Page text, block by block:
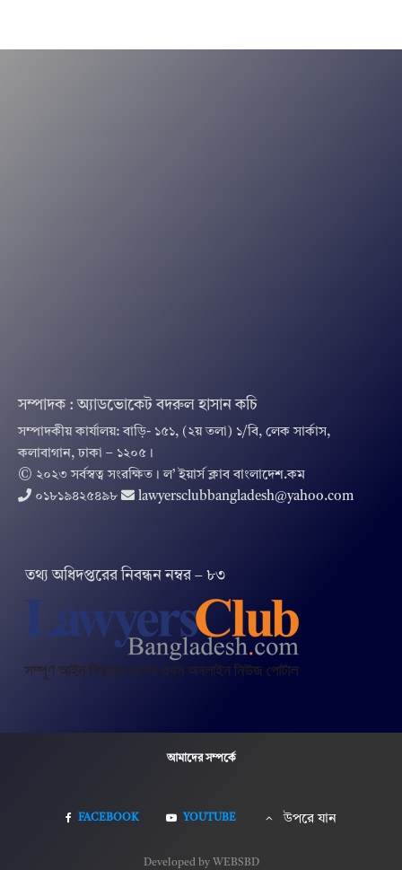
সম্পাদক : অ্যাডভোকেট বদরুল হাসান কচি
সম্পাদকীয় কার্যালয়: বাড়ি- ১৫১, (২য় তলা) ১/বি, লেক সার্কাস,
কলাবাগান, ঢাকা – ১২০৫।
© ২০২৩ সর্বস্বত্ব সংরক্ষিত । ল’ ইয়ার্স ক্লাব বাংলাদেশ.কম
০১৮১৯৪২৫৪৯৮
lawyersclubbangladesh@yahoo.com
তথ‌্য অ‌ধিদপ্ত‌রের নিবন্ধন নম্বর – ৮৩
আমাদের সম্পর্কে
FACEBOOK YOUTUBE উপরে যান
Developed by WEBSBD